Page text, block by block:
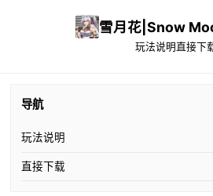
雪月花|Snow
玩法说明 直接下
导航
玩法说明
直接下载